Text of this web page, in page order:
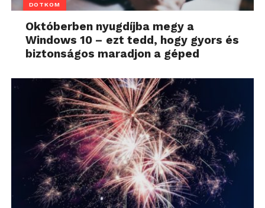
DOTKOM
Októberben nyugdíjba megy a
Windows 10 – ezt tedd, hogy gyors és
biztonságos maradjon a géped